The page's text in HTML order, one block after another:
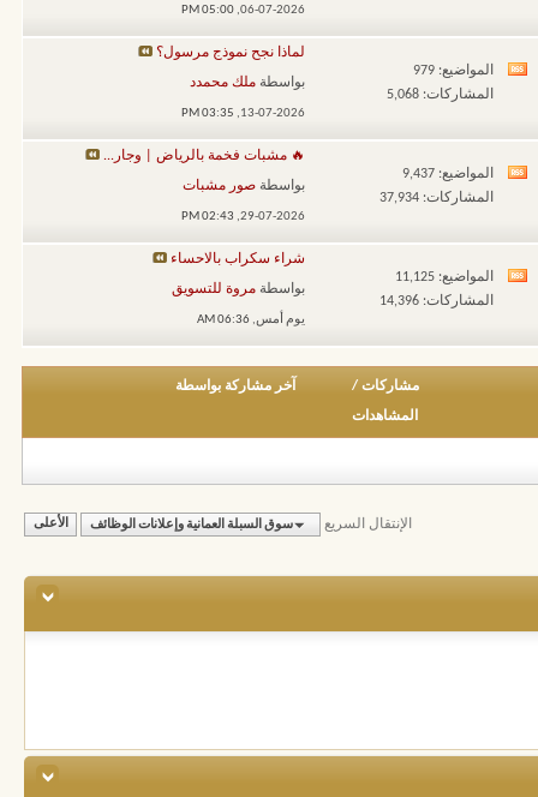
هذا
المنتدى
06-07-2026,
05:00 PM
مشاهدة
هذا
المنتدى
المواضيع: 979
المشاركات: 5,068
لماذا نجح نموذج مرسول؟
بواسطة ملك محمدد
13-07-2026,
03:35 PM
مشاهدة
هذا
المنتدى
المواضيع: 9,437
المشاركات: 37,934
🔥 مشبات فخمة بالرياض | وجار...
بواسطة صور مشبات
29-07-2026,
02:43 PM
مشاهدة
هذا
المواضيع: 11,125
المشاركات: 14,396
شراء سكراب بالاحساء
بواسطة مروة للتسويق
يوم أمس, 06:36 AM
مشاركات /
المشاهدات
آخر مشاركة بواسطة
الإنتقال السريع سوق السبلة العمانية وإعلانات الوظائف الأعلى